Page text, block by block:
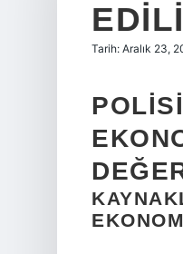
Tarih: Aralık 23,